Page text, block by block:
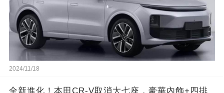
2024/11/18
全新進化！本田CR-V取消大七座，豪華內飾+四排